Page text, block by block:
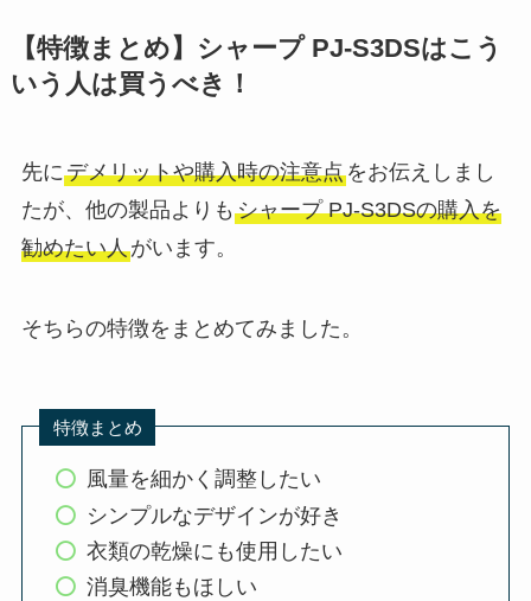
【特徴まとめ】シャープ PJ-S3DSはこう
いう人は買うべき！
先にデメリットや購入時の注意点をお伝えしまし
たが、他の製品よりも シャープ PJ-S3DSの購入を
勧めたい人がいます。
そちらの特徴をまとめてみました。
特徴まとめ
風量を細かく調整したい
シンプルなデザインが好き
衣類の乾燥にも使用したい
消臭機能もほしい